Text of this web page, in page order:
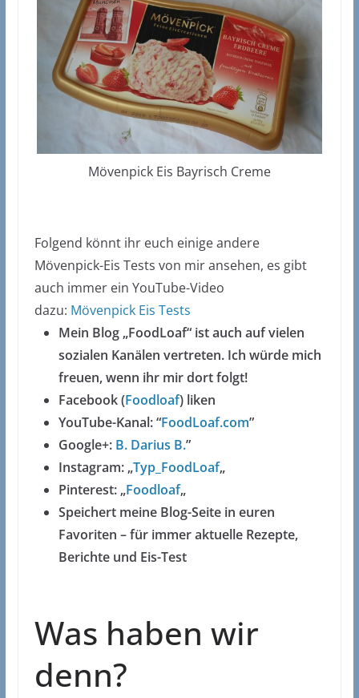
Mövenpick Eis Bayrisch Creme
Folgend könnt ihr euch einige andere
Mövenpick-Eis Tests von mir ansehen, es gibt
auch immer ein YouTube-Video
dazu: Mövenpick Eis Tests
Mein Blog „FoodLoaf“ ist auch auf vielen
sozialen Kanälen vertreten. Ich würde mich
freuen, wenn ihr mir dort folgt!
Facebook (Foodloaf) liken
YouTube-Kanal: “FoodLoaf.com”
Google+: B. Darius B.”
Instagram: „Typ_FoodLoaf„
Pinterest: „Foodloaf„
Speichert meine Blog-Seite in euren
Favoriten – für immer aktuelle Rezepte,
Berichte und Eis-Test
Was haben wir
denn?